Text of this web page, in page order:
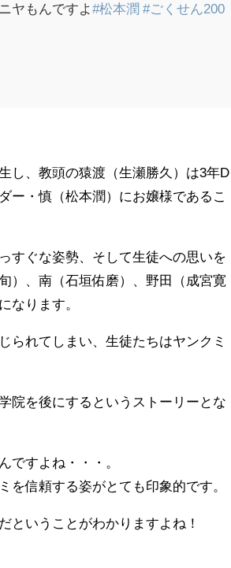
ヤもんですよ#松本潤 #ごくせん200
し、教頭の猿渡（生瀬勝久）は3年D
ー・慎（松本潤）にお嬢様であるこ
すぐな姿勢、そして生徒への思いを
）、南（石垣佑磨）、野田（成宮寛
なります。
られてしまい、生徒たちはヤンクミ
院を後にするというストーリーとな
ですよね・・・。
を信頼する姿がとても印象的です。
ということがわかりますよね！